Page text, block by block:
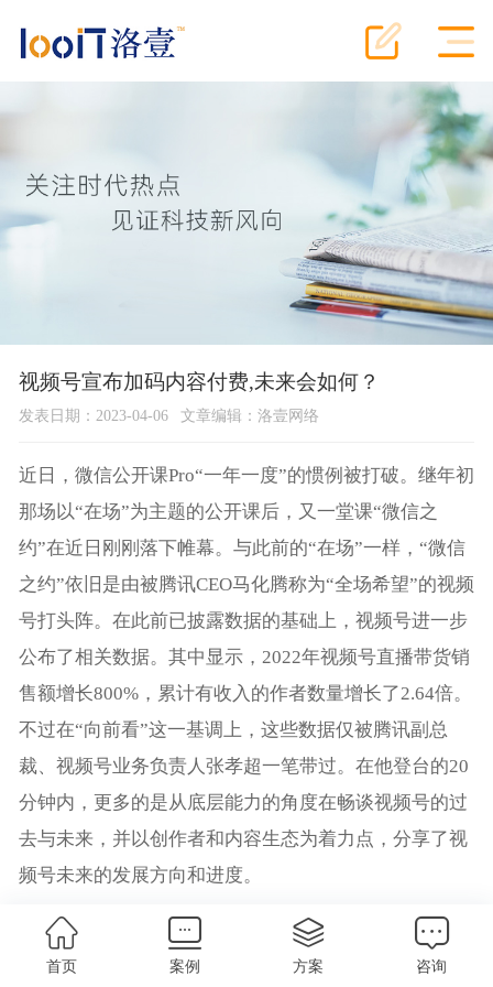
视频号宣布加码内容付费,未来会如何？
发表日期：2023-04-06 文章编辑：洛壹网络
近日，微信公开课Pro“一年一度”的惯例被打破。继年初
那场以“在场”为主题的公开课后，又一堂课“微信之
约”在近日刚刚落下帷幕。与此前的“在场”一样，“微信
之约”依旧是由被腾讯CEO马化腾称为“全场希望”的视频
号打头阵。在此前已披露数据的基础上，视频号进一步
公布了相关数据。其中显示，2022年视频号直播带货销
售额增长800%，累计有收入的作者数量增长了2.64倍。
不过在“向前看”这一基调上，这些数据仅被腾讯副总
裁、视频号业务负责人张孝超一笔带过。在他登台的20
分钟内，更多的是从底层能力的角度在畅谈视频号的过
去与未来，并以创作者和内容生态为着力点，分享了视
频号未来的发展方向和进度。
其中在创作者方面，据张孝超介绍，用产品能力让创作
者有长久、健康、稳健的收益，是视频号追求的下一个
首页 案例 方案 咨询